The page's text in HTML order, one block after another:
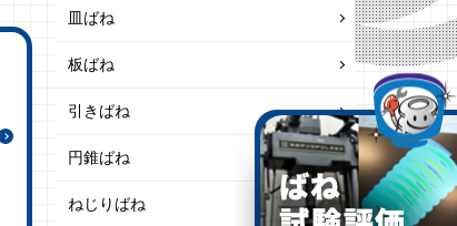
皿ばね
板ばね
引きばね
円錐ばね
ねじりばね